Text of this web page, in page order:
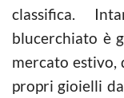
classifica.
blucerchiato è
mercato estivo,
propri gioielli